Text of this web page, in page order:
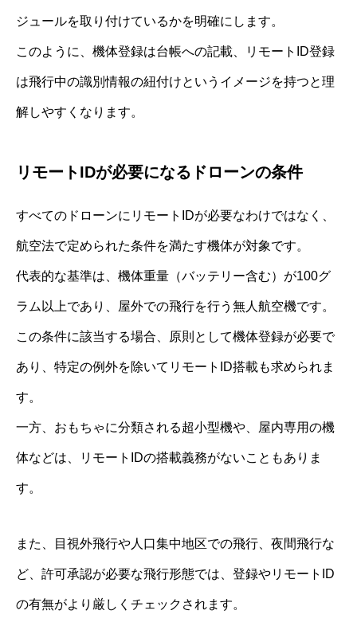
ジュールを取り付けているかを明確にします。
このように、機体登録は台帳への記載、リモートID登録
は飛行中の識別情報の紐付けというイメージを持つと理
解しやすくなります。
リモートIDが必要になるドローンの条件
すべてのドローンにリモートIDが必要なわけではなく、
航空法で定められた条件を満たす機体が対象です。
代表的な基準は、機体重量（バッテリー含む）が100グ
ラム以上であり、屋外での飛行を行う無人航空機です。
この条件に該当する場合、原則として機体登録が必要で
あり、特定の例外を除いてリモートID搭載も求められま
す。
一方、おもちゃに分類される超小型機や、屋内専用の機
体などは、リモートIDの搭載義務がないこともありま
す。
また、目視外飛行や人口集中地区での飛行、夜間飛行な
ど、許可承認が必要な飛行形態では、登録やリモートID
の有無がより厳しくチェックされます。